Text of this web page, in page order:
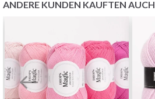
ANDERE KUNDEN KAUFTEN AUCH